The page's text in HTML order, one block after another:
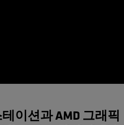
이션과 AMD 그래픽